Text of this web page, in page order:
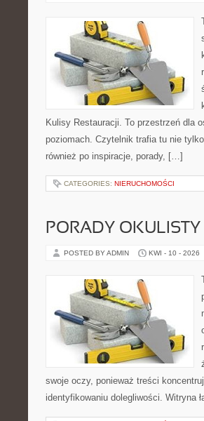
Kulisy Restauracji. To przestrzeń dla
poziomach. Czytelnik trafia tu nie
również po inspiracje, porady, […]
CATEGORIES: NIERUCHOMOŚCI
PORADY OKULISTY
POSTED BY ADMIN KWI - 10 - 2026
swoje oczy, ponieważ treści
identyfikowaniu dolegliwości. Witryna